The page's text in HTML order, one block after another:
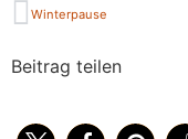
Winterpause
Beitrag teilen